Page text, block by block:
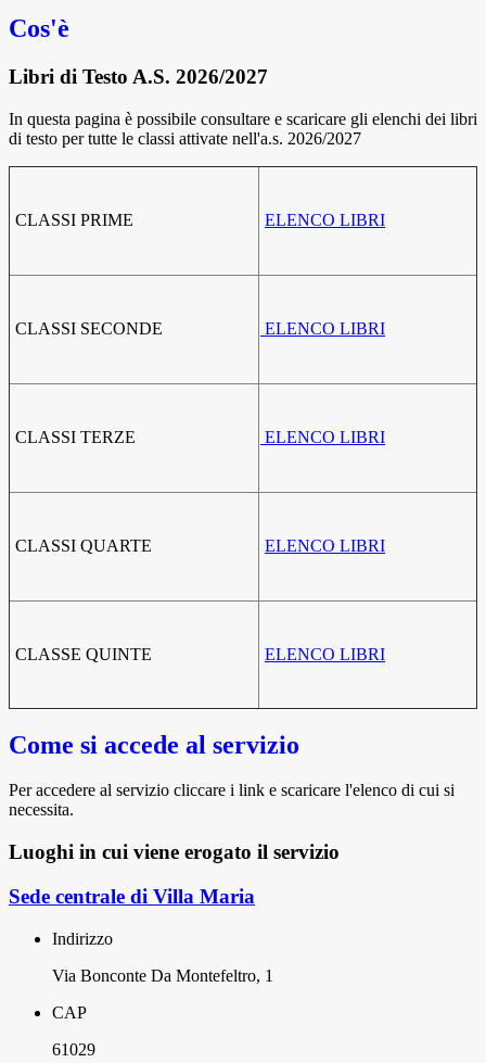
Cos'è
Libri di Testo A.S. 2026/2027
In questa pagina è possibile consultare e scaricare gli elenchi dei libri
di testo per tutte le classi attivate nell'a.s. 2026/2027
CLASSI PRIME ELENCO LIBRI
CLASSI SECONDE ELENCO LIBRI
CLASSI TERZE ELENCO LIBRI
CLASSI QUARTE ELENCO LIBRI
CLASSE QUINTE ELENCO LIBRI
Come si accede al servizio
Per accedere al servizio cliccare i link e scaricare l'elenco di cui si
necessita.
Luoghi in cui viene erogato il servizio
Sede centrale di Villa Maria
Indirizzo
Via Bonconte Da Montefeltro, 1
CAP
61029